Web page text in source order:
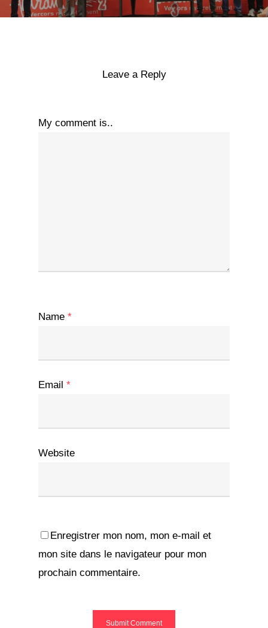
Leave a Reply
My comment is..
Name *
Email *
Website
Enregistrer mon nom, mon e-mail et
mon site dans le navigateur pour mon
prochain commentaire.